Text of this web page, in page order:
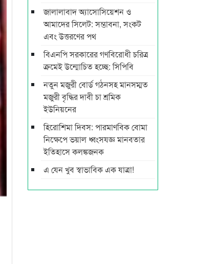
জালালাবাদ অ্যাসোসিয়েশন ও
আমাদের সিলেট: সম্ভাবনা, সংকট
এবং উত্তরণের পথ
বিএনপি সরকারের গণবিরোধী চরিত্র
ক্রমেই উন্মোচিত হচ্ছে: সিপিবি
নতুন মজুরী বোর্ড গঠনসহ মানসম্মত
মজুরী বৃদ্ধির দাবী চা শ্রমিক
ইউনিয়নের
হিরোশিমা দিবস: পারমাণবিক বোমা
নিক্ষেপে ভয়াল ধ্বংসযজ্ঞ মানবতার
ইতিহাসে কলঙ্কজনক
এ যেন খুব স্বাভাবিক এক যাত্রা!